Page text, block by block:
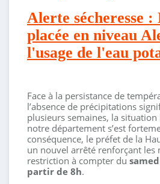
Alerte sécheresse :
placée en niveau
l'usage de l'eau
Face à la persistance de
l’absence de précipitations
plusieurs semaines, la
notre département s’est
conséquence, le préfet de la
un nouvel arrêté renforçant les
restriction à compter du
partir de 8h.